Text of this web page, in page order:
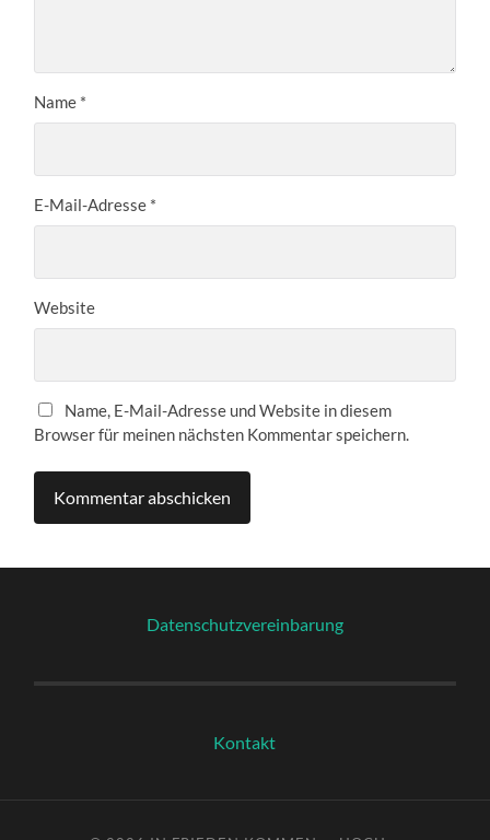
Name *
E-Mail-Adresse *
Website
Name, E-Mail-Adresse und Website in diesem
Browser für meinen nächsten Kommentar speichern.
Datenschutzvereinbarung
Kontakt